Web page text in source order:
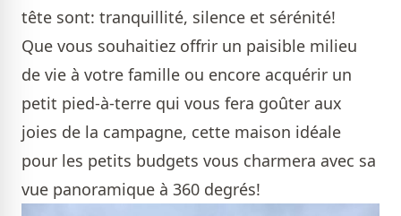
tête sont: tranquillité, silence et sérénité!
Que vous souhaitiez offrir un paisible milieu
de vie à votre famille ou encore acquérir un
petit pied-à-terre qui vous fera goûter aux
joies de la campagne, cette maison idéale
pour les petits budgets vous charmera avec sa
vue panoramique à 360 degrés!